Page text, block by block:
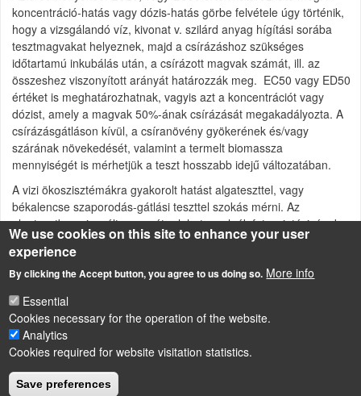
koncentráció-hatás vagy dózis-hatás görbe felvétele úgy történik,
hogy a vizsgálandó víz, kivonat v. szilárd anyag hígítási sorába
tesztmagvakat helyeznek, majd a csírázáshoz szükséges
időtartamú inkubálás után, a csírázott magvak számát, ill. az
összeshez viszonyított arányát határozzák meg. EC50 vagy ED50
értéket is meghatározhatnak, vagyis azt a koncentrációt vagy
dózist, amely a magvak 50%-ának csírázását megakadályozta. A
csírázásgátláson kívül, a csíranövény gyökerének és/vagy
szárának növekedését, valamint a termelt biomassza
mennyiségét is mérhetjük a teszt hosszabb idejű változatában.
A vizi ökoszisztémákra gyakorolt hatást algateszttel, vagy
békalencse szaporodás-gátlási teszttel szokás mérni. Az
algatesztben vizsgált paraméter lehet az algák fotoszintézisének
gátlására utaló, csökkent felszabaduló oxigénmennyiség, a
sejtszám, a klorofilltartalom, vagy a sejtszámmal arányos
zavarosság. A békalencse teszt esetében a hatást a levelek
számának, vagy növekedésének, a növénykék méretének,
tömegének csökkenése jelzi.
LÁBLÉC
Impressum
We use cookies on this site to enhance your user
experience
By clicking the Accept button, you agree to us doing so. More info
Essential
Cookies necessary for the operation of the website.
Analytics
Cookies required for website visitation statistics.
Save preferences